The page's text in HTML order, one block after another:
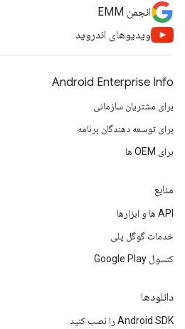
انجمن EMM
ویدیوهای اندروید
Android Enterprise Info
برای مشتریان سازمانی
برای توسعه دهندگان برنامه
برای OEM ها
منابع
API ها و ابزارها
خدمات گوگل پلی
کنسول Google Play
دانلودها
Android SDK را نصب کنید